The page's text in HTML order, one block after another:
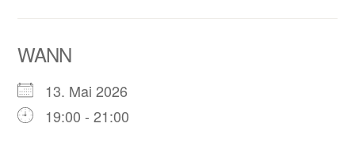
WANN
13. Mai 2026
19:00 - 21:00